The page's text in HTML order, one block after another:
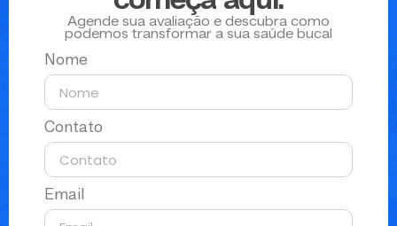
Agende sua avaliação e descubra como
podemos transformar a sua saúde bucal
Nome
Contato
Email